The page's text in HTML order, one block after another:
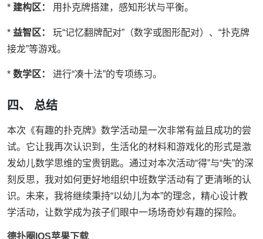
* 建构区： 用扑克牌搭建，感知形状与平衡。
* 益智区：
玩“记忆翻牌配对”（数字或图形配对）、“扑克牌
接龙”等游戏。
* 数学区： 进行“凑十法”的专项练习。
四、 总结
本次《有趣的扑克牌》数学活动是一次非常有益且成功的尝
试。它让我再次认识到，生活化的材料和游戏化的形式是激
发幼儿数学思维的宝贵钥匙。通过对本次活动“得”与“失”的深
刻反思，我对如何更好地组织中班数学活动有了更清晰的认
识。未来，我将继续秉持“以幼儿为本”的理念，精心设计教
学活动，让数学成为孩子们眼中一场场奇妙有趣的探险。
德扑圈IOS苹果下载